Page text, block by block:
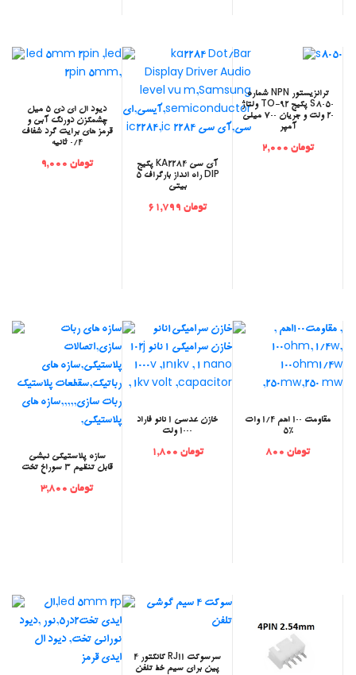
‫دیود ال ای دی 5 میل
چشمکزن دورنگ آبی و
قرمز های برایت گرد شفاف
0/4 ثانیه
تومان 9,000
‫آی سی KA2284 پکیج
DIP راه انداز بارگراف 5
بیتی
تومان 61,799
‫ترانزیستور NPN شماره
S8050 پکیج TO-92 ولتاژ
20 ولت و جریان 700 میلی
آمپر
تومان 2,000
‫سازه پلاستیکی نبشی
قابل تنظیم 3 سوراخ تخت
تومان 3,800
خازن عدسی 1 نانو فاراد
1000 ولت
تومان 1,800
مقاومت 100 اهم 1/4 وات
5%
تومان 800
‫سرسوکت RJ11 کانکتور 4
پین برای سیم خط تلفن